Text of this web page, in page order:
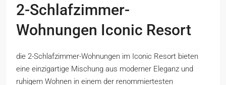
2-Schlafzimmer-
Wohnungen Iconic Resort
die 2-Schlafzimmer-Wohnungen im Iconic Resort bieten
eine einzigartige Mischung aus moderner Eleganz und
ruhigem Wohnen in einem der renommiertesten